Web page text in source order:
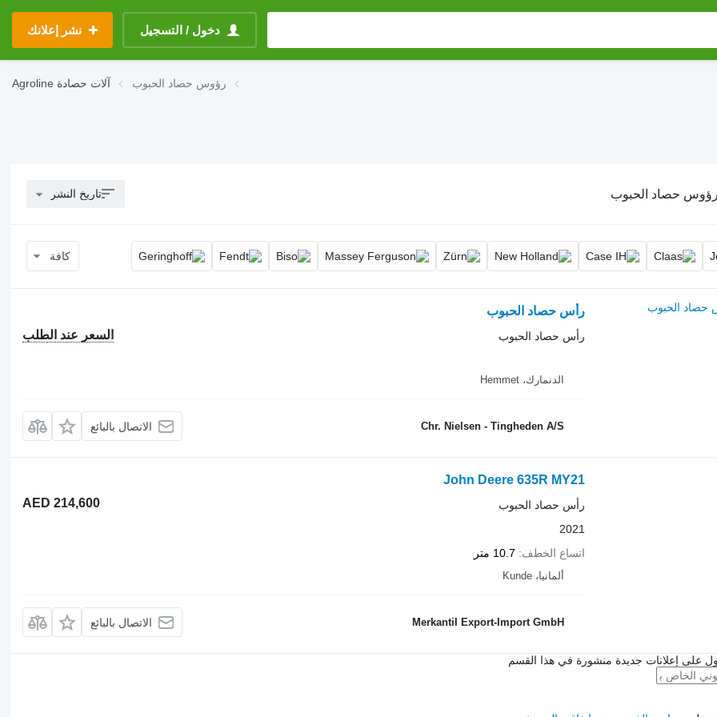
دخول / التسجيل نشر إعلانك
Agroline آلات حصادة رؤوس حصاد الحبوب
رؤوس حصاد الحبوب تاريخ النشر
كافة
رأس حصاد الحبوب
السعر عند الطلب
رأس حصاد الحبوب
الدنمارك، Hemmet
Chr. Nielsen - Tingheden A/S الاتصال بالبائع
John Deere 635R MY21
AED 214,600
رأس حصاد الحبوب
2021
اتساع الخطف
10.7 متر
ألمانيا، Kunde
Merkantil Export-Import GmbH الاتصال بالبائع
على إعلانات جديدة منشورة في هذا القسم